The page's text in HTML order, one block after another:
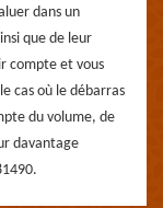
dans un
que de leur
compte et vous
cas où le débarras
du volume, de
davantage